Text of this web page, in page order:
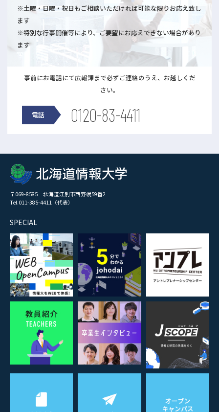
※土曜・日曜・祝日もご相談いただければ可能な限りお応え致し
ます
※特別な行事開催等により、ご要望にお応えできない場合があり
ます
事前にお電話にて広報課まで必ずご連絡のうえ、お越しくだ
さい。
電話 0120-83-4411
〒069-8585 北海道江別市西野幌59番2
Tel.011-385-4411（代表）
SPECIAL